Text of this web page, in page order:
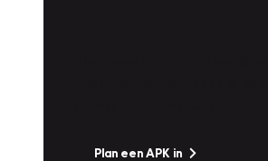
Plan een APK in